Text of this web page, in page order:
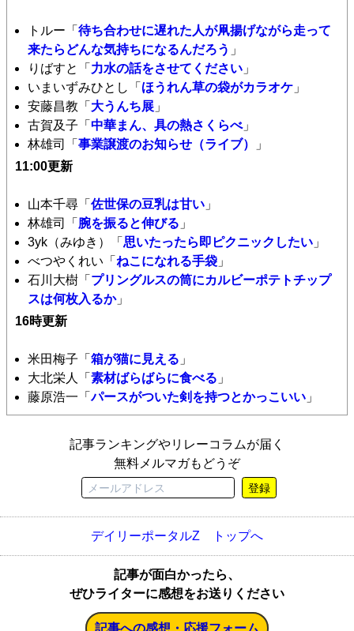
トルー「 待ち合わせに遅れた人が凧揚げながら走って
来たらどんな気持ちになるんだろう 」
りばすと「 力水の話をさせてください 」
いまいずみひとし「 ほうれん草の袋がカラオケ 」
安藤昌教「 大うんち展 」
古賀及子「 中華まん、具の熱さくらべ」
林雄司「 事業譲渡のお知らせ（ライブ）
」
11:00更新
山本千尋「 佐世保の豆乳は甘い 」
林雄司「 腕を振ると伸びる 」
3yk（みゆき）「 思いたったら即ピクニックしたい 」
べつやくれい「 ねこになれる手袋 」
石川大樹「 プリングルスの筒にカルビーポテトチップ
スは何枚入るか」
16時更新
米田梅子「 箱が猫に見える 」
大北栄人「 素材ばらばらに食べる 」
藤原浩一「パースがついた剣を持つとかっこいい 」
記事ランキングやリレーコラムが届く
無料メルマガもどうぞ
登録
デイリーポータルZ トップへ
記事が面白かったら、
ぜひライターに感想をお送りください